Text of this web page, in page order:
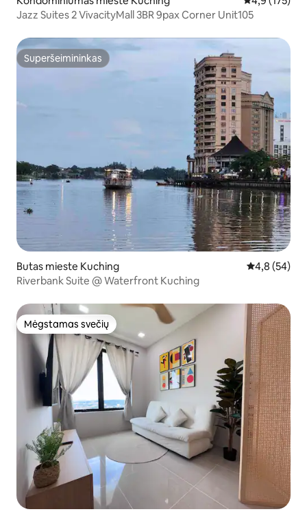
Jazz Suites 2 VivacityMall 3BR 9pax Corner Unit105
Superšeimininkas
Superšeimininkas
Butas mieste Kuching Vidutinis
4,8 (54)
Riverbank Suite @ Waterfront Kuching
Mėgstamas svečių
Mėgstamas svečių